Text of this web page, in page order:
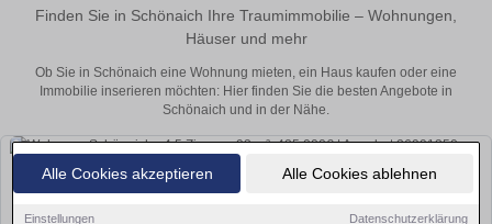
Alle Cookies akzeptieren Alle Cookies ablehnen
Einstellungen Datenschutzerklärung
Finden Sie in Schönaich Ihre Traumimmobilie – Wohnungen,
Häuser und mehr
Ob Sie in Schönaich eine Wohnung mieten, ein Haus kaufen oder eine
Immobilie inserieren möchten: Hier finden Sie die besten Angebote in
Schönaich und in der Nähe.